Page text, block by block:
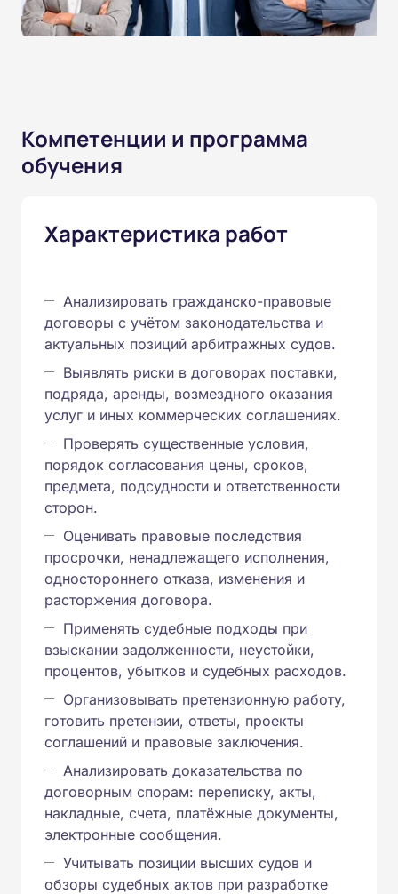
Компетенции и программа
обучения
Характеристика работ
Анализировать гражданско-правовые
договоры с учётом законодательства и
актуальных позиций арбитражных судов.
Выявлять риски в договорах поставки,
подряда, аренды, возмездного оказания
услуг и иных коммерческих соглашениях.
Проверять существенные условия,
порядок согласования цены, сроков,
предмета, подсудности и ответственности
сторон.
Оценивать правовые последствия
просрочки, ненадлежащего исполнения,
одностороннего отказа, изменения и
расторжения договора.
Применять судебные подходы при
взыскании задолженности, неустойки,
процентов, убытков и судебных расходов.
Организовывать претензионную работу,
готовить претензии, ответы, проекты
соглашений и правовые заключения.
Анализировать доказательства по
договорным спорам: переписку, акты,
накладные, счета, платёжные документы,
электронные сообщения.
Учитывать позиции высших судов и
обзоры судебных актов при разработке